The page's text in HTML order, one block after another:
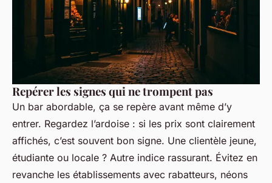
Repérer les signes qui ne trompent pas
Un bar abordable, ça se repère avant même d’y
entrer. Regardez l’ardoise : si les prix sont clairement
affichés, c’est souvent bon signe. Une clientèle jeune,
étudiante ou locale ? Autre indice rassurant. Évitez en
revanche les établissements avec rabatteurs, néons